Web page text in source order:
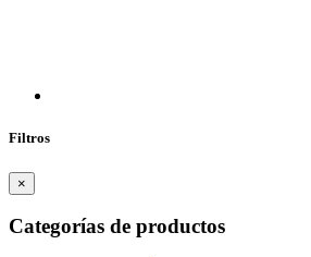
Filtros
×
Categorías de productos